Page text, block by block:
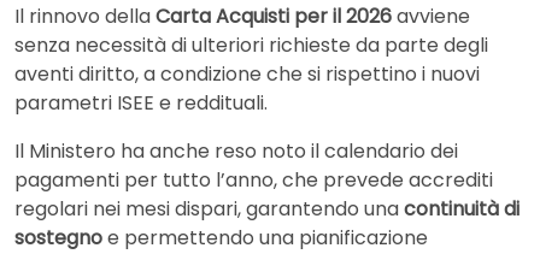
Il rinnovo dellaCarta Acquisti per il 2026avviene
senza necessità di ulteriori richieste da parte degli
aventi diritto, a condizione che si rispettino i nuovi
parametri ISEE e reddituali.
Il Ministero ha anche reso noto il calendario dei
pagamenti per tutto l’anno, che prevede accrediti
regolari nei mesi dispari, garantendo unacontinuità di
sostegnoe permettendo una pianificazione